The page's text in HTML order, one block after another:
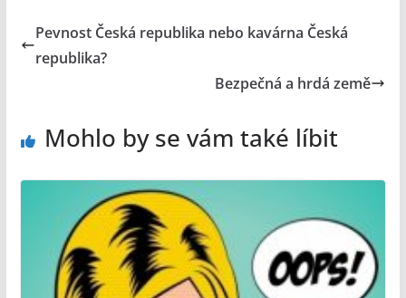
Pevnost Česká republika nebo kavárna Česká
republika?
Bezpečná a hrdá země
Mohlo by se vám také líbit